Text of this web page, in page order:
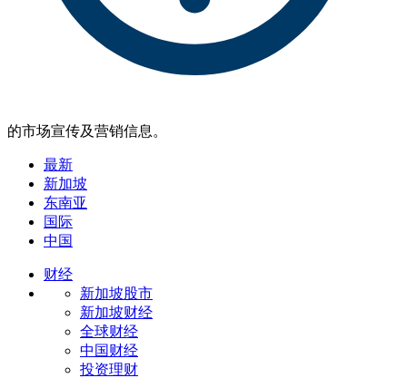
的市场宣传及营销信息。
最新
新加坡
东南亚
国际
中国
财经
新加坡股市
新加坡财经
全球财经
中国财经
投资理财